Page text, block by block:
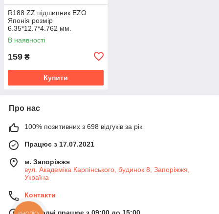
R188 ZZ підшипник EZO
Японія розмір
6.35*12.7*4.762 мм.
В наявності
159 ₴
Купити
Про нас
100% позитивних з 698 відгуків за рік
Працює з 17.07.2021
м. Запоріжжя
вул. Академіка Карпінського, будинок 8, Запоріжжя,
Україна
Контакти
Сьогодні працює з 09:00 до 15:00